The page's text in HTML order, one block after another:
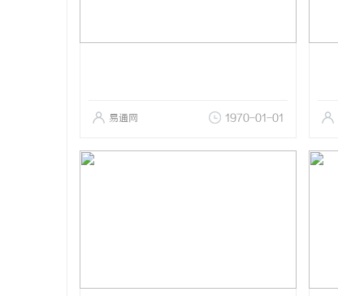
易通网 1970-01-01